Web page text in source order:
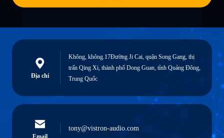
Địa chỉ
Không, không.17Đường Ji Cai, quận Song Gang, thị
trấn Qing Xi, thành phố Dong Guan, tỉnh Quảng Đông,
Trung Quốc
Email
tony@vistron-audio.com